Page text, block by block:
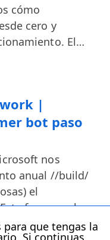
cómo
cero y
El…
|
bot paso
nos
anual //build/
el
framework…
que tengas la
Si continuas